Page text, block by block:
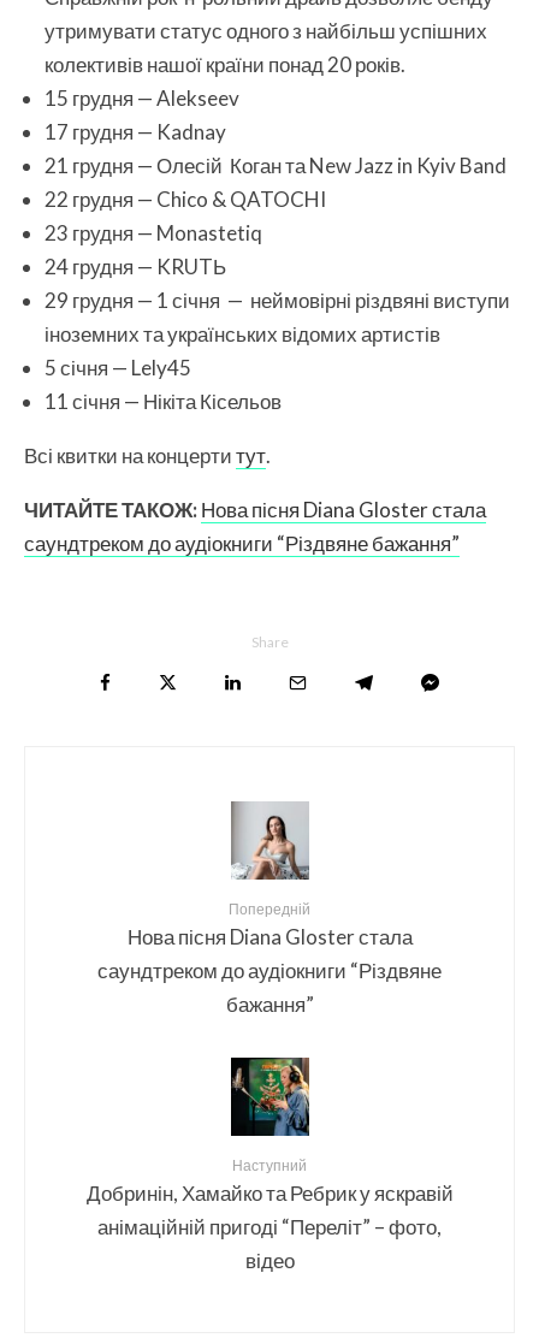
утримувати статус одного з найбільш успішних
колективів нашої країни понад 20 років.
15 грудня — Alekseev
17 грудня — Kadnay
21 грудня — Олесій Коган та New Jazz in Kyiv Band
22 грудня — Chico & QATOCHI
23 грудня — Monastetiq
24 грудня — KRUTЬ
29 грудня — 1 січня — неймовірні різдвяні виступи
іноземних та українських відомих артистів
5 січня — Lely45
11 січня — Нікіта Кісельов
Всі квитки на концертитут.
ЧИТАЙТЕ ТАКОЖ:Нова пісня Diana Gloster стала
саундтреком до аудіокниги “Різдвяне бажання”
Share
Попередній
Нова пісня Diana Gloster стала
саундтреком до аудіокниги “Різдвяне
бажання”
Наступний
Добринін, Хамайко та Ребрик у яскравій
анімаційній пригоді “Переліт” – фото,
відео